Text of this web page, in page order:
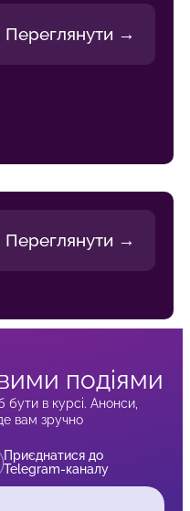
Переглянути →
Переглянути →
подіями
в курсі. Анонси,
вам зручно
Приєднатися до
Telegram-каналу